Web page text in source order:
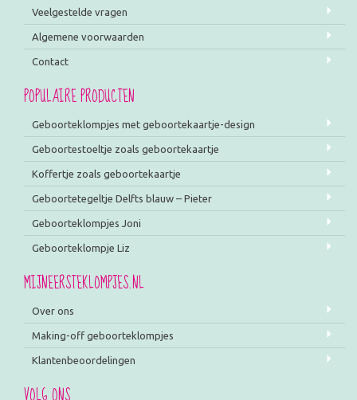
Veelgestelde vragen
Algemene voorwaarden
Contact
POPULAIRE PRODUCTEN
Geboorteklompjes met geboortekaartje-design
Geboortestoeltje zoals geboortekaartje
Koffertje zoals geboortekaartje
Geboortetegeltje Delfts blauw – Pieter
Geboorteklompjes Joni
Geboorteklompje Liz
MIJNEERSTEKLOMPJES.NL
Over ons
Making-off geboorteklompjes
Klantenbeoordelingen